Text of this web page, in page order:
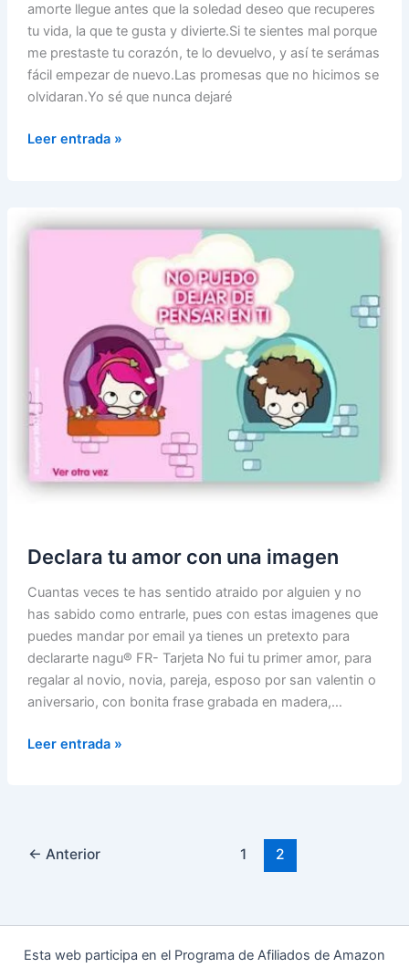
amorte llegue antes que la soledad deseo que recuperes
tu vida, la que te gusta y divierte.Si te sientes mal porque
me prestaste tu corazón, te lo devuelvo, y así te serámas
fácil empezar de nuevo.Las promesas que no hicimos se
olvidaran.Yo sé que nunca dejaré
Deseos
Leer entrada »
Declara tu amor con una imagen
Cuantas veces te has sentido atraido por alguien y no
has sabido como entrarle, pues con estas imagenes que
puedes mandar por email ya tienes un pretexto para
declararte nagu® FR- Tarjeta No fui tu primer amor, para
regalar al novio, novia, pareja, esposo por san valentin o
aniversario, con bonita frase grabada en madera,…
Declara
imagen
Leer entrada »
← Anterior 1 2
Esta web participa en el Programa de Afiliados de Amazon